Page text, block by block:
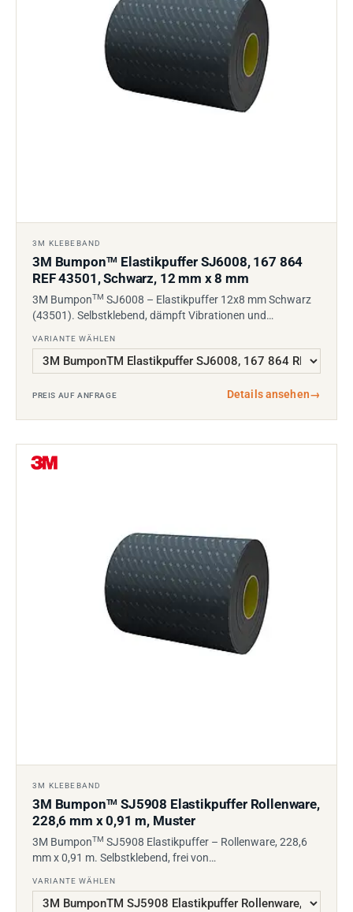
3M KLEBEBAND
3M BumponTM Elastikpuffer SJ6008, 167 864
REF 43501, Schwarz, 12 mm x 8 mm
3M BumponTM SJ6008 – Elastikpuffer 12x8 mm Schwarz
(43501). Selbstklebend, dämpft Vibrationen und…
VARIANTE WÄHLEN
PREIS AUF ANFRAGE Details ansehen→
3M KLEBEBAND
3M BumponTM SJ5908 Elastikpuffer Rollenware,
228,6 mm x 0,91 m, Muster
3M BumponTM SJ5908 Elastikpuffer – Rollenware, 228,6
mm x 0,91 m. Selbstklebend, frei von…
VARIANTE WÄHLEN